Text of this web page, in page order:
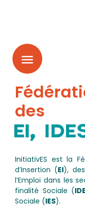
des
EI,
InitiativES est la
d’Insertion (EI),
l’Emploi dans les
finalité Sociale (
Sociale (IES).